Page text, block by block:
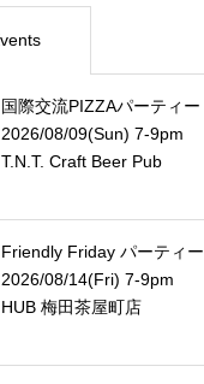
国際交流PIZZAパーティー
2026/08/09(Sun) 7-9pm
T.N.T. Craft Beer Pub
Friendly Friday パーティー
2026/08/14(Fri) 7-9pm
HUB 梅田茶屋町店